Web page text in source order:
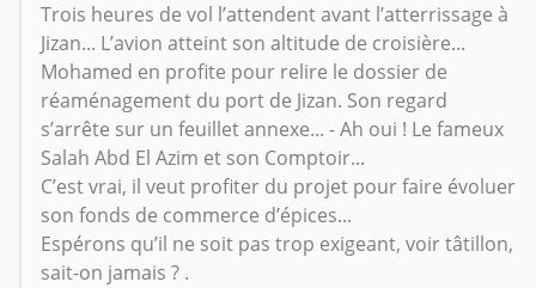
Trois heures de vol l’attendent avant l’atterrissage à
Jizan... L’avion atteint son altitude de croisière...
Mohamed en profite pour relire le dossier de
réaménagement du port de Jizan. Son regard
s’arrête sur un feuillet annexe... - Ah oui ! Le fameux
Salah Abd El Azim et son Comptoir...
C’est vrai, il veut profiter du projet pour faire évoluer
son fonds de commerce d’épices...
Espérons qu’il ne soit pas trop exigeant, voir tâtillon,
sait-on jamais ? .